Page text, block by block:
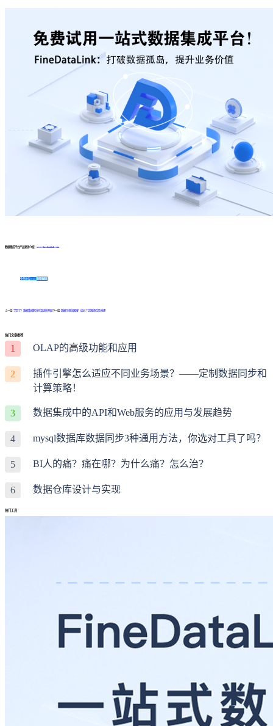
数据集成平台产品更多介绍： www.finedatalink.com
免费体验Demo 咨询方案
上一篇: 学到了！数据集成解决方案这样开展 下一篇: 数据可视化困难？这五个实践经验是关键！
热门文章推荐
1 OLAP的高级功能和应用
2
插件引擎怎么适应不同业务场景？——定制数据同步和
计算策略！
3 数据集成中的API和Web服务的应用与发展趋势
4 mysql数据库数据同步3种通用方法，你选对工具了吗？
5 BI人的痛？痛在哪？为什么痛？怎么治？
6 数据仓库设计与实现
热门工具